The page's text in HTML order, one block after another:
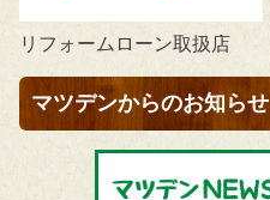
リフォームローン取扱店
マツデンからのお知らせ